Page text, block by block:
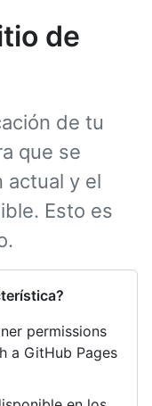
de
de tu
que se
actual y el
Esto es
permissions
a GitHub Pages